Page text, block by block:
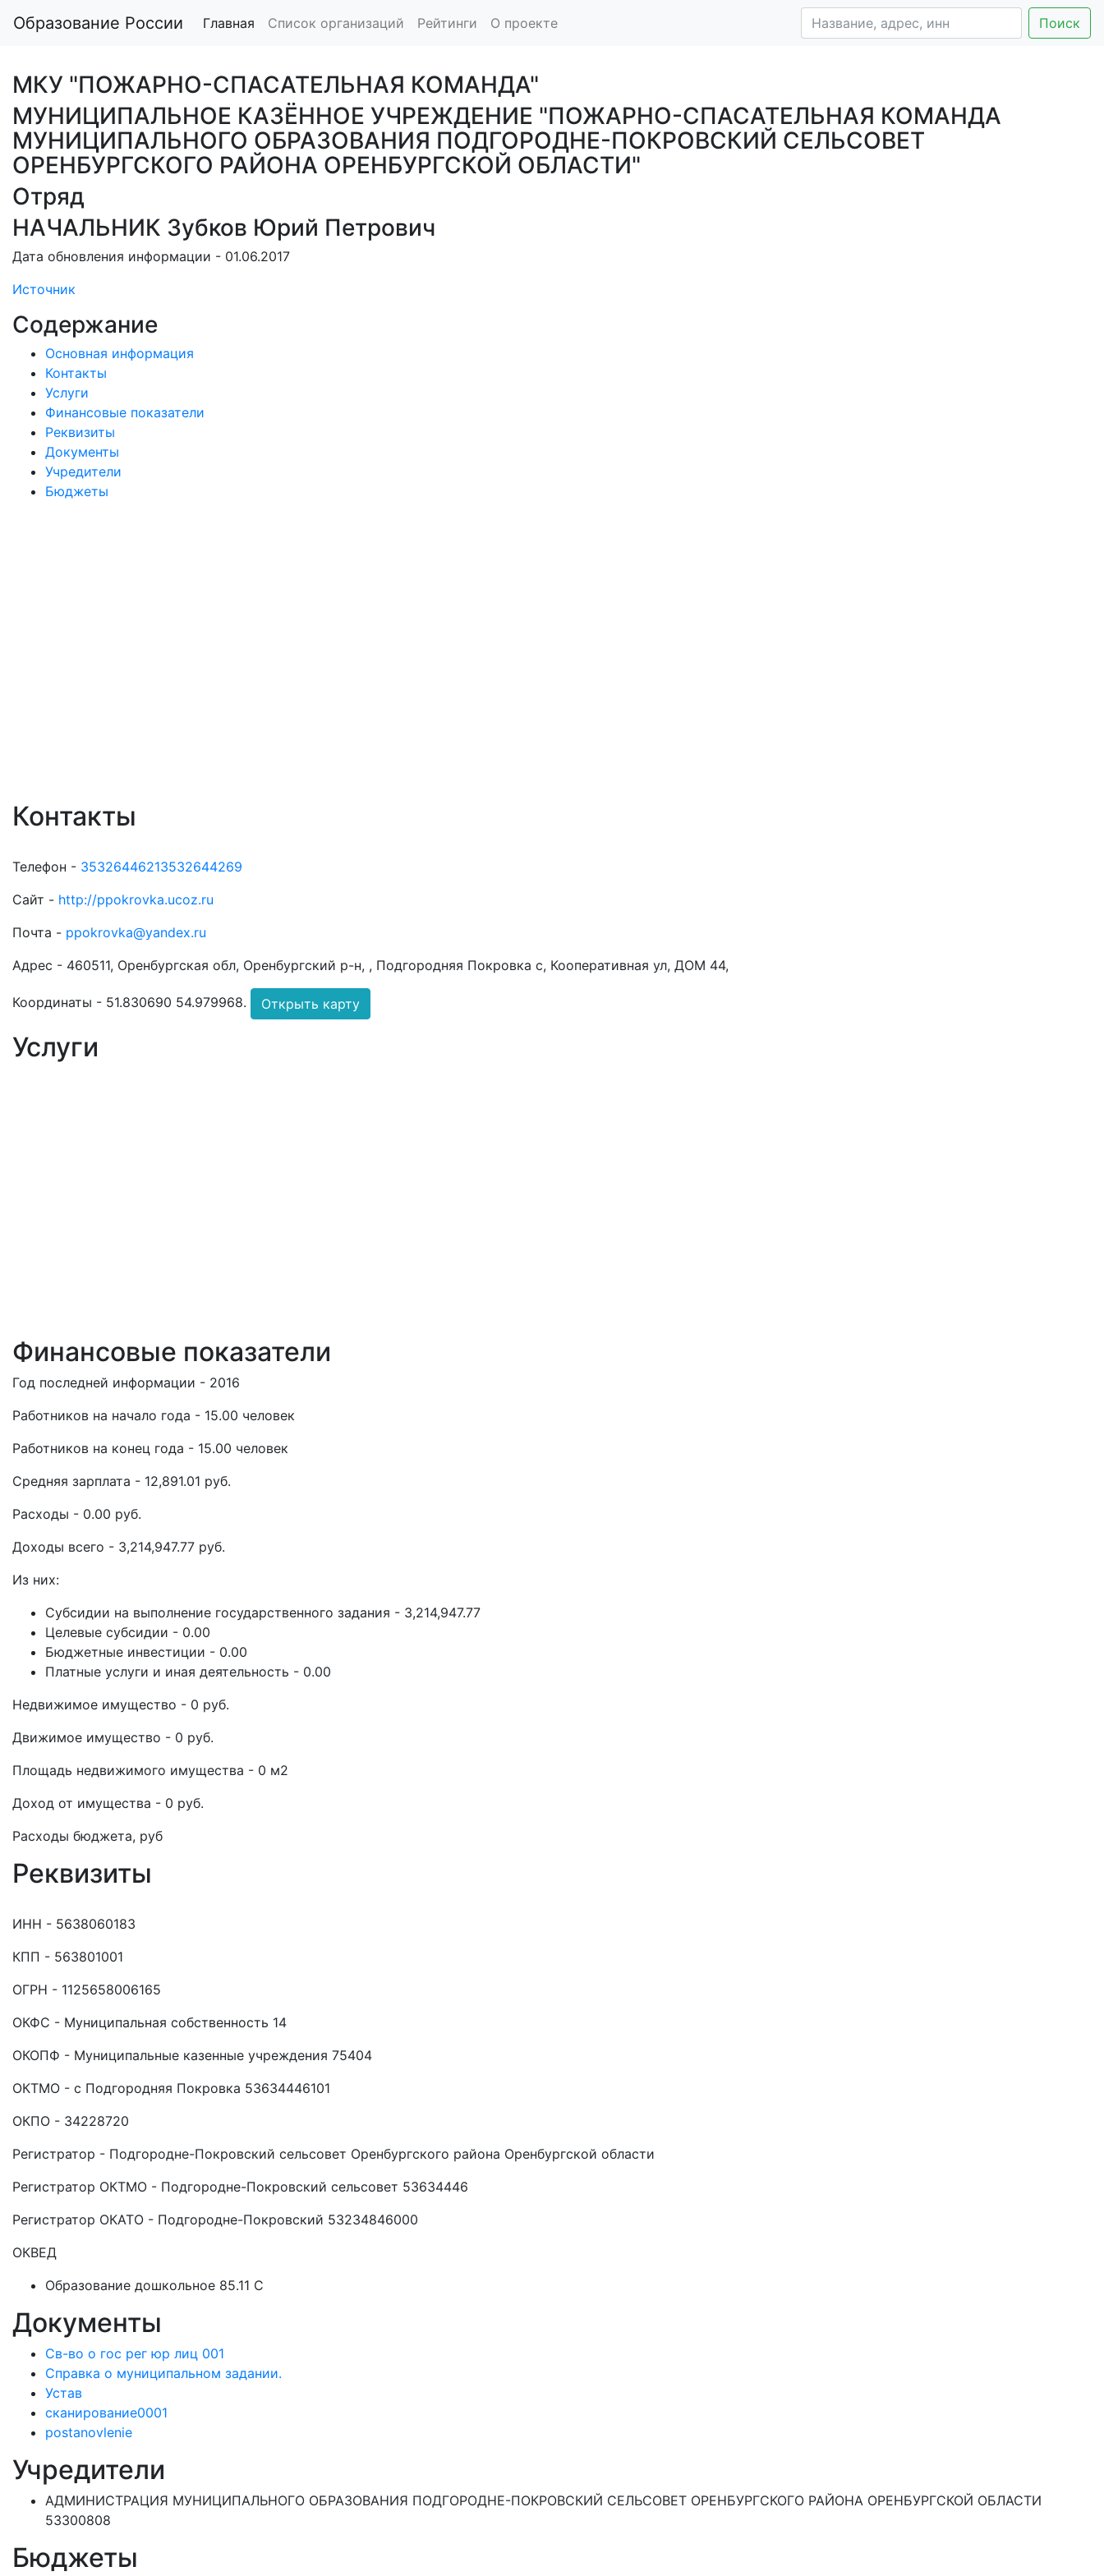
Образование России Главная Список организаций Рейтинги О проекте Поиск
МКУ "ПОЖАРНО-СПАСАТЕЛЬНАЯ КОМАНДА"
МУНИЦИПАЛЬНОЕ КАЗЁННОЕ УЧРЕЖДЕНИЕ "ПОЖАРНО-СПАСАТЕЛЬНАЯ КОМАНДА
МУНИЦИПАЛЬНОГО ОБРАЗОВАНИЯ ПОДГОРОДНЕ-ПОКРОВСКИЙ СЕЛЬСОВЕТ
ОРЕНБУРГСКОГО РАЙОНА ОРЕНБУРГСКОЙ ОБЛАСТИ"
Отряд
НАЧАЛЬНИК Зубков Юрий Петрович
Дата обновления информации - 01.06.2017
Источник
Содержание
Основная информация
Контакты
Услуги
Финансовые показатели
Реквизиты
Документы
Учредители
Бюджеты
Контакты
Телефон - 35326446213532644269
Сайт - http://ppokrovka.ucoz.ru
Почта - ppokrovka@yandex.ru
Адрес - 460511, Оренбургская обл, Оренбургский р-н, , Подгородняя Покровка с, Кооперативная ул, ДОМ 44,
Координаты - 51.830690 54.979968. Открыть карту
Услуги
Финансовые показатели
Год последней информации - 2016
Работников на начало года - 15.00 человек
Работников на конец года - 15.00 человек
Средняя зарплата - 12,891.01 руб.
Расходы - 0.00 руб.
Доходы всего - 3,214,947.77 руб.
Из них:
Субсидии на выполнение государственного задания - 3,214,947.77
Целевые субсидии - 0.00
Бюджетные инвестиции - 0.00
Платные услуги и иная деятельность - 0.00
Недвижимое имущество - 0 руб.
Движимое имущество - 0 руб.
Площадь недвижимого имущества - 0 м2
Доход от имущества - 0 руб.
Расходы бюджета, руб
Реквизиты
ИНН - 5638060183
КПП - 563801001
ОГРН - 1125658006165
ОКФС - Муниципальная собственность 14
ОКОПФ - Муниципальные казенные учреждения 75404
ОКТМО - с Подгородняя Покровка 53634446101
ОКПО - 34228720
Регистратор - Подгородне-Покровский сельсовет Оренбургского района Оренбургской области
Регистратор ОКТМО - Подгородне-Покровский сельсовет 53634446
Регистратор ОКАТО - Подгородне-Покровский 53234846000
ОКВЕД
Образование дошкольное 85.11 C
Документы
Св-во о гос рег юр лиц 001
Справка о муниципальном задании.
Устав
сканирование0001
postanovlenie
Учредители
АДМИНИСТРАЦИЯ МУНИЦИПАЛЬНОГО ОБРАЗОВАНИЯ ПОДГОРОДНЕ-ПОКРОВСКИЙ СЕЛЬСОВЕТ ОРЕНБУРГСКОГО РАЙОНА ОРЕНБУРГСКОЙ ОБЛАСТИ
53300808
Бюджеты